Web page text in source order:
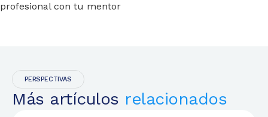
profesional con tu mentor
PERSPECTIVAS
Más artículos relacionados